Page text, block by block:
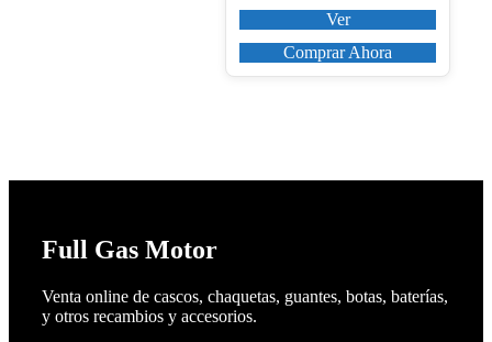
Ver
producto
Comprar Ahora
Full Gas Motor
Venta online de cascos, chaquetas, guantes, botas, baterías,
y otros recambios y accesorios.